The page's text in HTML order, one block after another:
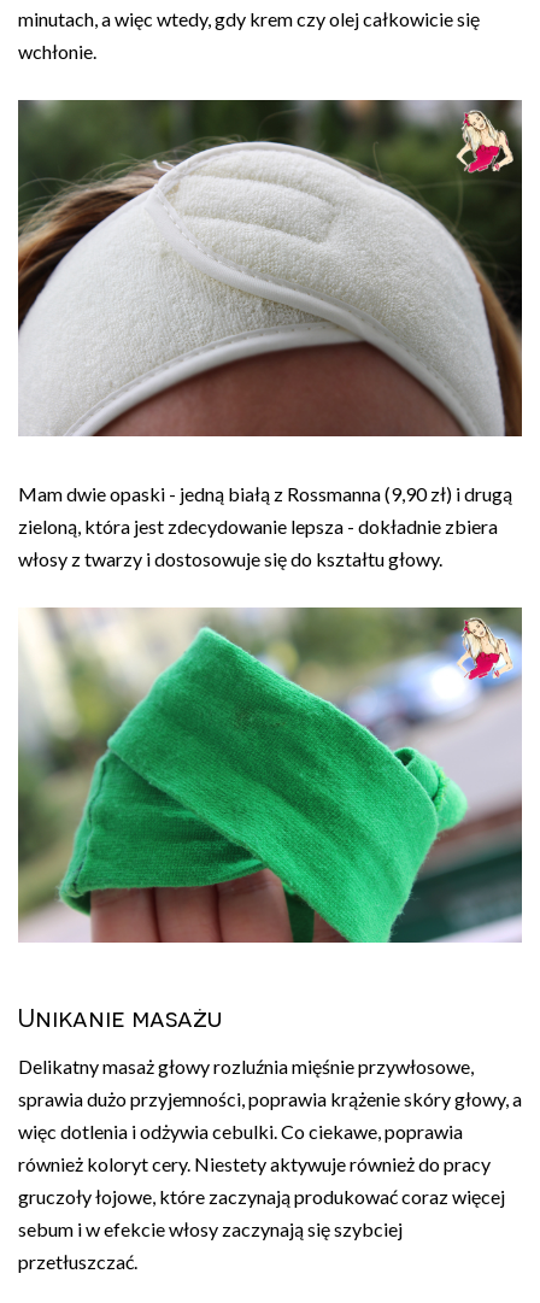
minutach, a więc wtedy, gdy krem czy olej całkowicie się
wchłonie.
Mam dwie opaski - jedną białą z Rossmanna (9,90 zł) i drugą
zieloną, która jest zdecydowanie lepsza - dokładnie zbiera
włosy z twarzy i dostosowuje się do kształtu głowy.
Unikanie masażu
Delikatny masaż głowy rozluźnia mięśnie przywłosowe,
sprawia dużo przyjemności, poprawia krążenie skóry głowy, a
więc dotlenia i odżywia cebulki. Co ciekawe, poprawia
również koloryt cery. Niestety aktywuje również do pracy
gruczoły łojowe, które zaczynają produkować coraz więcej
sebum i w efekcie włosy zaczynają się szybciej
przetłuszczać.